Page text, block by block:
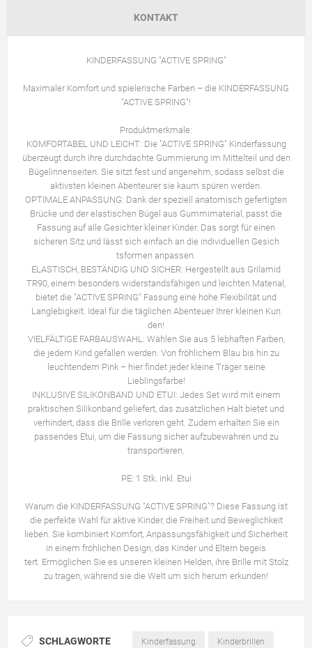
KONTAKT
KINDERFASSUNG "ACTIVE SPRING"
Maximaler Komfort und spielerische Farben – die KINDERFASSUNG
"ACTIVE SPRING"!
Produktmerkmale:
KOMFORTABEL UND LEICHT: Die "ACTIVE SPRING" Kinderfassung
überzeugt durch ihre durchdachte Gummierung im Mittelteil und den
Bügelinnenseiten. Sie sitzt fest und angenehm, sodass selbst die
aktivsten kleinen Abenteurer sie kaum spüren werden.
OPTIMALE ANPASSUNG: Dank der speziell anatomisch gefertigten
Brücke und der elastischen Bügel aus Gummimaterial, passt die
Fassung auf alle Gesichter kleiner Kinder. Das sorgt für einen
sicheren Sitz und lässt sich einfach an die individuellen Gesich
tsformen anpassen.
ELASTISCH, BESTÄNDIG UND SICHER: Hergestellt aus Grilamid
TR90, einem besonders widerstandsfähigen und leichten Material,
bietet die "ACTIVE SPRING" Fassung eine hohe Flexibilität und
Langlebigkeit. Ideal für die täglichen Abenteuer Ihrer kleinen Kun
den!
VIELFÄLTIGE FARBAUSWAHL: Wählen Sie aus 5 lebhaften Farben,
die jedem Kind gefallen werden. Von fröhlichem Blau bis hin zu
leuchtendem Pink – hier findet jeder kleine Träger seine
Lieblingsfarbe!
INKLUSIVE SILIKONBAND UND ETUI: Jedes Set wird mit einem
praktischen Silikonband geliefert, das zusätzlichen Halt bietet und
verhindert, dass die Brille verloren geht. Zudem erhalten Sie ein
passendes Etui, um die Fassung sicher aufzubewahren und zu
transportieren.
PE: 1 Stk. inkl. Etui
Warum die KINDERFASSUNG "ACTIVE SPRING"? Diese Fassung ist
die perfekte Wahl für aktive Kinder, die Freiheit und Beweglichkeit
lieben. Sie kombiniert Komfort, Anpassungsfähigkeit und Sicherheit
in einem fröhlichen Design, das Kinder und Eltern begeis
tert. Ermöglichen Sie es unseren kleinen Helden, ihre Brille mit Stolz
zu tragen, während sie die Welt um sich herum erkunden!
SCHLAGWORTE Kinderfassung Kinderbrillen